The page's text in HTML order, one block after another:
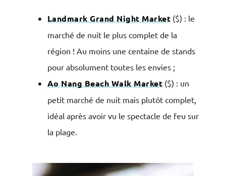
Landmark Grand Night Market ($) : le
marché de nuit le plus complet de la
région ! Au moins une centaine de stands
pour absolument toutes les envies ;
Ao Nang Beach Walk Market ($) : un
petit marché de nuit mais plutôt complet,
idéal après avoir vu le spectacle de feu sur
la plage.